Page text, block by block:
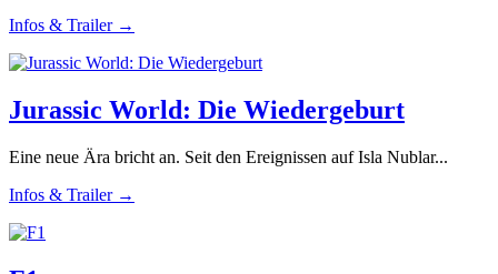
Infos & Trailer →
Jurassic World: Die Wiedergeburt
Eine neue Ära bricht an. Seit den Ereignissen auf Isla Nublar...
Infos & Trailer →